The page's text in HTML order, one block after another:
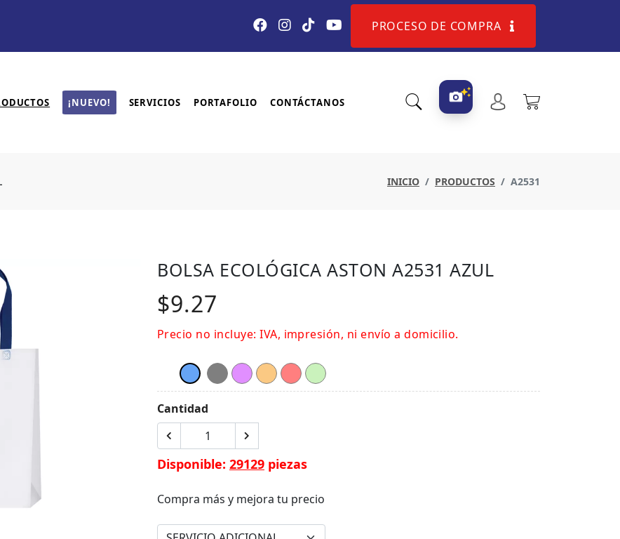
PROCESO DE COMPRA
¡NUEVO! SERVICIOS PORTAFOLIO CONTÁCTANOS
INICIO PRODUCTOS A2531
BOLSA ECOLÓGICA ASTON A2531 AZUL
$9.27
Precio no incluye: IVA, impresión, ni envío a domicilio.
Cantidad
Disponible: 29129 piezas
Compra más y mejora tu precio